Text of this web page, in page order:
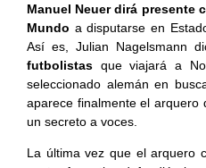
Manuel Neuer dirá presente
Mundo a disputarse en
Así es, Julian Nagelsmann
futbolistas que viajará a
seleccionado alemán en
aparece finalmente el arquero
un secreto a voces.
La última vez que el arquero